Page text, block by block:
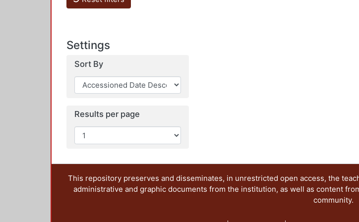
Settings
Sort By
Results per page
This repository preserves and disseminates, in unrestricted open access, the
administrative and graphic documents from the institution, as well as content
community.